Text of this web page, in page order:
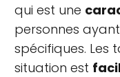
qui est une
personnes
spécifiques. Les
situation est